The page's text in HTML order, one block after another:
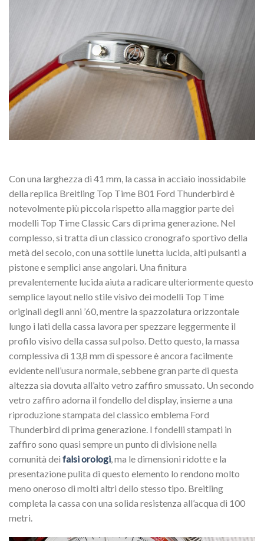
Con una larghezza di 41 mm, la cassa in acciaio inossidabile
della replica Breitling Top Time B01 Ford Thunderbird è
notevolmente più piccola rispetto alla maggior parte dei
modelli Top Time Classic Cars di prima generazione. Nel
complesso, si tratta di un classico cronografo sportivo della
metà del secolo, con una sottile lunetta lucida, alti pulsanti a
pistone e semplici anse angolari. Una finitura
prevalentemente lucida aiuta a radicare ulteriormente questo
semplice layout nello stile visivo dei modelli Top Time
originali degli anni ’60, mentre la spazzolatura orizzontale
lungo i lati della cassa lavora per spezzare leggermente il
profilo visivo della cassa sul polso. Detto questo, la massa
complessiva di 13,8 mm di spessore è ancora facilmente
evidente nell’usura normale, sebbene gran parte di questa
altezza sia dovuta all’alto vetro zaffiro smussato. Un secondo
vetro zaffiro adorna il fondello del display, insieme a una
riproduzione stampata del classico emblema Ford
Thunderbird di prima generazione. I fondelli stampati in
zaffiro sono quasi sempre un punto di divisione nella
comunità dei falsi orologi , ma le dimensioni ridotte e la
presentazione pulita di questo elemento lo rendono molto
meno oneroso di molti altri dello stesso tipo. Breitling
completa la cassa con una solida resistenza all’acqua di 100
metri.